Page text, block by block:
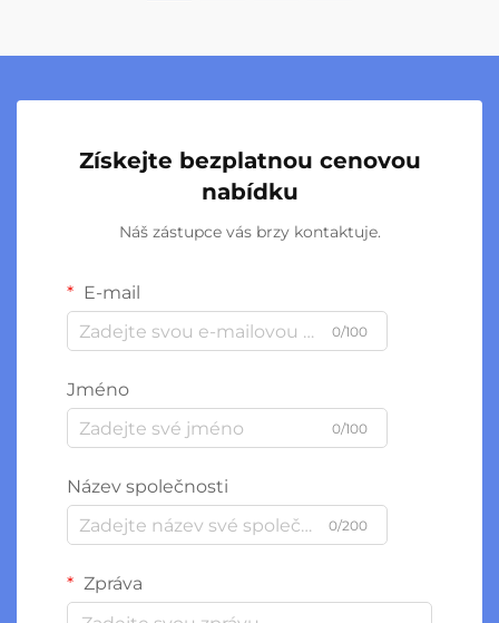
Získejte bezplatnou cenovou
nabídku
Náš zástupce vás brzy kontaktuje.
E-mail
0/100
Jméno
0/100
Název společnosti
0/200
Zpráva